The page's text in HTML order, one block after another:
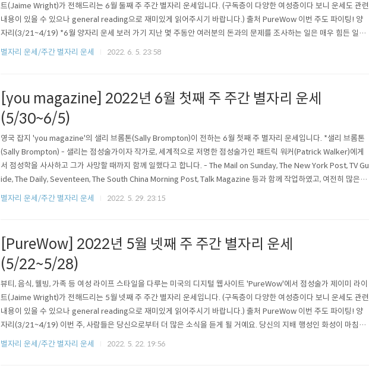
트(Jaime Wright)가 전해드리는 6월 둘째 주 주간 별자리 운세입니다. (구독층이 다양한 여성층이다 보니 운세도 관련
내용이 있을 수 있으나 general reading으로 재미있게 읽어주시기 바랍니다.) 출처 PureWow 이번 주도 파이팅! 양
자리(3/21~4/19) *6월 양자리 운세 보러 가기 지난 몇 주동안 여러분의 돈과의 문제를 조사하는 일은 매우 힘든 일이
었고, 여러분은 지출 내역을 보며 쓴 이유와 개선 방법을 찾는 데에 너무 많은 시간을 보냈습니다. 여러분의 예산은 올해
별자리 운세/주간 별자리 운세 2022. 6. 5. 23:58
[you magazine] 2022년 6월 첫째 주 주간 별자리 운세
(5/30~6/5)
영국 잡지 'you magazine'의 샐리 브롬톤(Sally Brompton)이 전하는 6월 첫째 주 별자리 운세입니다. *샐리 브롬톤
(Sally Brompton) - 샐리는 점성술가이자 작가로, 세계적으로 저명한 점성술가인 패트릭 워커(Patrick Walker)에게
서 점성학을 사사하고 그가 사망할 때까지 함께 일했다고 합니다. - The Mail on Sunday, The New York Post, TV Gu
ide, The Daily, Seventeen, The South China Morning Post, Talk Magazine 등과 함께 작업하였고, 여전히 많은 매
체에서 활동 중입니다. SCORPIO 전갈자리 (10/24~11/22) 인내심을 갖는 것이 힘들다는 것을 알게 되는 한 주입니
별자리 운세/주간 별자리 운세 2022. 5. 29. 23:15
[PureWow] 2022년 5월 넷째 주 주간 별자리 운세
(5/22~5/28)
뷰티, 음식, 웰빙, 가족 등 여성 라이프 스타일을 다루는 미국의 디지털 웹사이트 'PureWow'에서 점성술가 제이미 라이
트(Jaime Wright)가 전해드리는 5월 넷째 주 주간 별자리 운세입니다. (구독층이 다양한 여성층이다 보니 운세도 관련
내용이 있을 수 있으나 general reading으로 재미있게 읽어주시기 바랍니다.) 출처 PureWow 이번 주도 파이팅! 양
자리(3/21~4/19) 이번 주, 사람들은 당신으로부터 더 많은 소식을 듣게 될 거예요. 당신의 지배 행성인 화성이 마침내
24일, 당신의 무의식의 그늘에서 나와 고향인 당신의 별자리로 돌아옵니다. 연초부터 계획한 여러분의 큰 꿈이 마침내
별자리 운세/주간 별자리 운세 2022. 5. 22. 19:56